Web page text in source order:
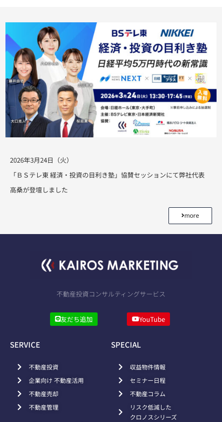
2026年3月24日（火）
「ＢＳテレ東 経済・投資の目利き塾」協賛セッションにて弊社代表
高桑が登壇しました
more
不動産投資コンサルティングサービス
友だち追加 YouTube
SERVICE
不動産投資
企業向け 不動産活用
不動産売却
不動産管理
SPECIAL
収益物件情報
セミナー日程
不動産コラム
リスク低減した
クロノスシリーズ